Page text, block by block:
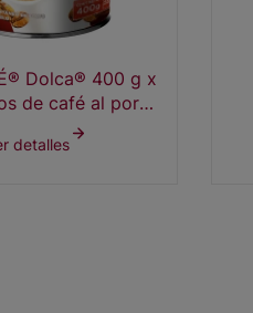
Dolca® 400 g x
de café al por
detalles